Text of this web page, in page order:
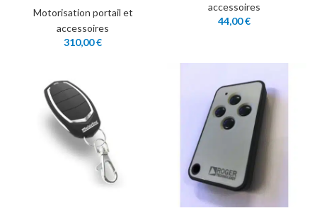
Motorisation portail et
accessoires
310,00€
accessoires
44,00€